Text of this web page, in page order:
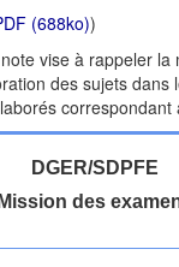
(688ko))
vise à rappeler la
des sujets
DGER/SDPFE
Mission des